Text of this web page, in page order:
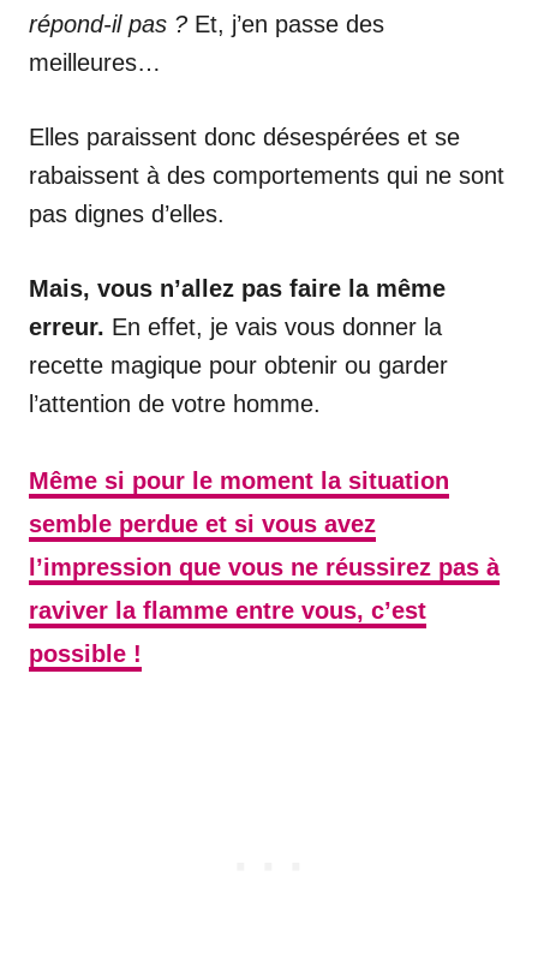
répond-il pas ? Et, j’en passe des
meilleures…
Elles paraissent donc désespérées et se
rabaissent à des comportements qui ne sont
pas dignes d’elles.
Mais, vous n’allez pas faire la même
erreur. En effet, je vais vous donner la
recette magique pour obtenir ou garder
l’attention de votre homme.
Même si pour le moment la situation
semble perdue et si vous avez
l’impression que vous ne réussirez pas à
raviver la flamme entre vous, c’est
possible !